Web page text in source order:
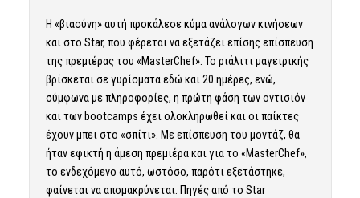
Η «βιασύνη» αυτή προκάλεσε κύμα ανάλογων κινήσεων
και στο Star, που φέρεται να εξετάζει επίσης επίσπευση
της πρεμιέρας του «MasterChef». Το ριάλιτι μαγειρικής
βρίσκεται σε γυρίσματα εδώ και 20 ημέρες, ενώ,
σύμφωνα με πληροφορίες, η πρώτη φάση των οντισιόν
και των bootcamps έχει ολοκληρωθεί και οι παίκτες
έχουν μπει στο «σπίτι». Με επίσπευση του μοντάζ, θα
ήταν εφικτή η άμεση πρεμιέρα και για το «MasterChef»,
το ενδεχόμενο αυτό, ωστόσο, παρότι εξετάστηκε,
φαίνεται να απομακρύνεται. Πηγές από το Star